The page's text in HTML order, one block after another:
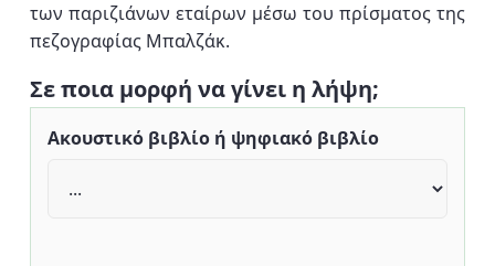
των παριζιάνων εταίρων μέσω του πρίσματος της
πεζογραφίας Μπαλζάκ.
Σε ποια μορφή να γίνει η λήψη;
Ακουστικό βιβλίο ή ψηφιακό βιβλίο